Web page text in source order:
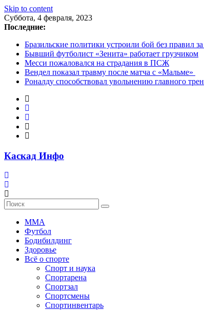
Skip to content
Суббота, 4 февраля, 2023
Последние:
Бразильские политики устроили бой без правил за
Бывший футболист «Зенита» работает грузчиком
Месси пожаловался на страдания в ПСЖ
Вендел показал травму после матча с «Мальме»
Роналду способствовал увольнению главного
Каскад Инфо
MMA
Футбол
Бодибилдинг
Здоровье
Всё о спорте
Спорт и наука
Спортарена
Спортзал
Спортсмены
Спортинвентарь